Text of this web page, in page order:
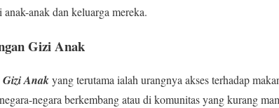
anak dan keluarga mereka.
Gizi Anak
Anakyang terutama ialah urangnya akses terhadap
negara berkembang atau di komunitas yang kurang